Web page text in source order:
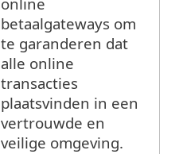
betaalgateways om
te garanderen dat
alle online
transacties
plaatsvinden in een
vertrouwde en
veilige omgeving.